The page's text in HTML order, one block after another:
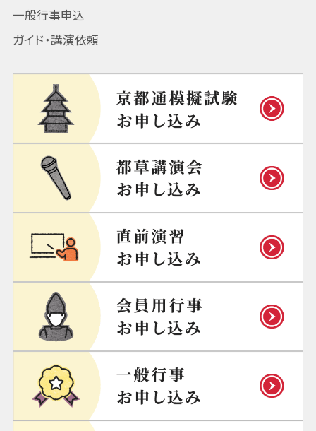
一般行事申込
ガイド・講演依頼